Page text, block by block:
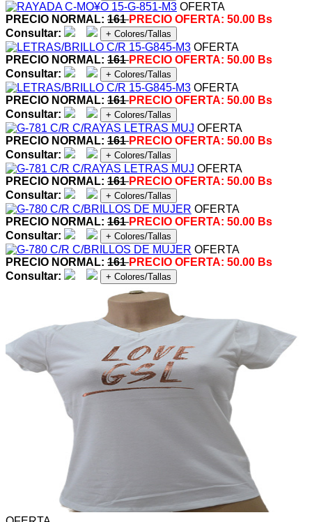
OFERTA
PRECIO NORMAL: 161PRECIO OFERTA: 50.00 Bs
Consultar:
+ Colores/Tallas
OFERTA
PRECIO NORMAL: 161PRECIO OFERTA: 50.00 Bs
Consultar:
+ Colores/Tallas
OFERTA
PRECIO NORMAL: 161PRECIO OFERTA: 50.00 Bs
Consultar:
+ Colores/Tallas
OFERTA
PRECIO NORMAL: 161PRECIO OFERTA: 50.00 Bs
Consultar:
+ Colores/Tallas
OFERTA
PRECIO NORMAL: 161PRECIO OFERTA: 50.00 Bs
Consultar:
+ Colores/Tallas
OFERTA
PRECIO NORMAL: 161PRECIO OFERTA: 50.00 Bs
Consultar:
+ Colores/Tallas
OFERTA
PRECIO NORMAL: 161PRECIO OFERTA: 50.00 Bs
Consultar:
+ Colores/Tallas